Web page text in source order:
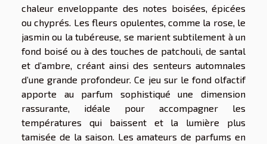
chaleur enveloppante des notes boisées, épicées
ou chyprés. Les fleurs opulentes, comme la rose, le
jasmin ou la tubéreuse, se marient subtilement à un
fond boisé ou à des touches de patchouli, de santal
et d’ambre, créant ainsi des senteurs automnales
d’une grande profondeur. Ce jeu sur le fond olfactif
apporte au parfum sophistiqué une dimension
rassurante, idéale pour accompagner les
températures qui baissent et la lumière plus
tamisée de la saison. Les amateurs de parfums en